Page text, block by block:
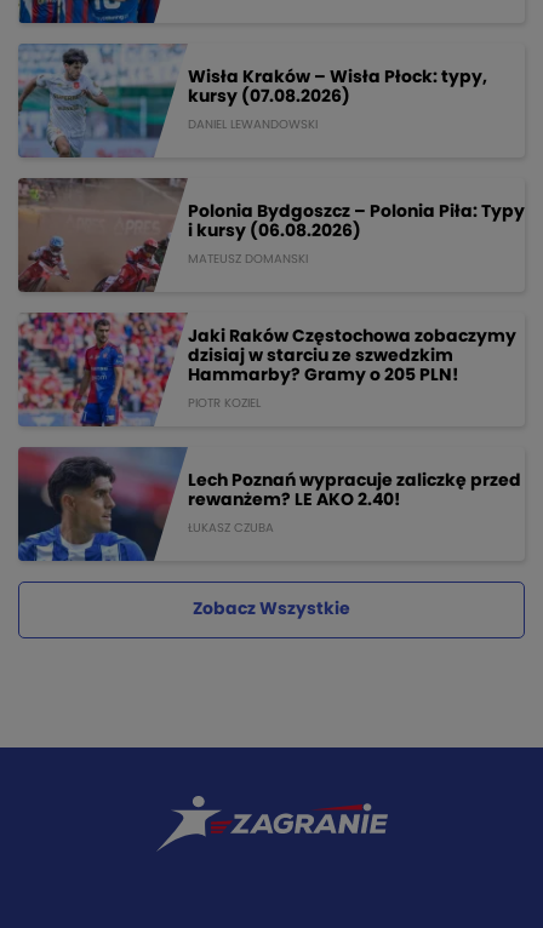
Wisła Kraków – Wisła Płock: typy,
kursy (07.08.2026)
DANIEL LEWANDOWSKI
Polonia Bydgoszcz – Polonia Piła: Typy
i kursy (06.08.2026)
MATEUSZ DOMANSKI
Jaki Raków Częstochowa zobaczymy
dzisiaj w starciu ze szwedzkim
Hammarby? Gramy o 205 PLN!
PIOTR KOZIEL
Lech Poznań wypracuje zaliczkę przed
rewanżem? LE AKO 2.40!
ŁUKASZ CZUBA
Zobacz Wszystkie